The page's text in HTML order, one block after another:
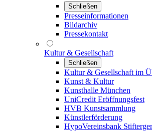
Schließen
Presseinformationen
Bildarchiv
Pressekontakt
Kultur & Gesellschaft
Schließen
Kultur & Gesellschaft im
Kunst & Kultur
Kunsthalle München
UniCredit Eröffnungsfest
HVB Kunstsammlung
Künstlerförderung
HypoVereinsbank